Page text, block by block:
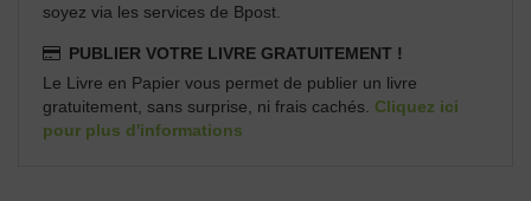
soyez via les services de Bpost.
PUBLIER VOTRE LIVRE GRATUITEMENT !
Le Livre en Papier vous permet de publier un livre
gratuitement, sans surprise, ni frais cachés. Cliquez ici
pour plus d'informations